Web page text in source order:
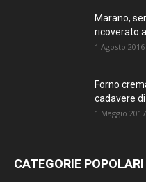
Marano,
ricoverato
1 Agosto 2016
Forno
cadavere
1 Maggio 2017
CATEGORIE POPOLARI